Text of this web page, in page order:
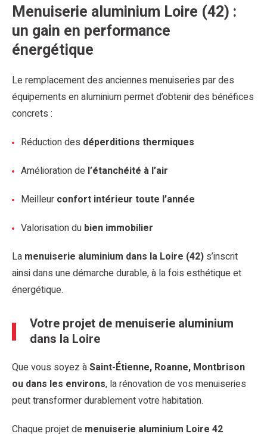
Menuiserie aluminium Loire (42) :
un gain en performance
énergétique
Le remplacement des anciennes menuiseries par des
équipements en aluminium permet d’obtenir des bénéfices
concrets :
Réduction des déperditions thermiques
Amélioration de l’étanchéité à l’air
Meilleur confort intérieur toute l’année
Valorisation du bien immobilier
La menuiserie aluminium dans la Loire (42) s’inscrit
ainsi dans une démarche durable, à la fois esthétique et
énergétique.
Votre projet de menuiserie aluminium
dans la Loire
Que vous soyez àSaint-Étienne, Roanne, Montbrison
ou dans les environs, la rénovation de vos menuiseries
peut transformer durablement votre habitation.
Chaque projet de menuiserie aluminium Loire 42